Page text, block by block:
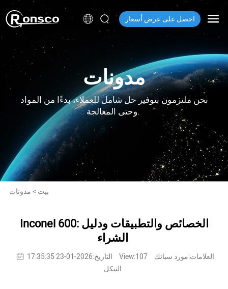
احصل على عرض أسعار
مدونات
نحن ملتزمون بتوفير حل شامل للعملاء، بدءًا من المواد
وحتى المعالجة.
بيت >مدونات
Inconel 600: الخصائص والتطبيقات ودليل
View:107
العلامات:مورد سبائك
النيكل